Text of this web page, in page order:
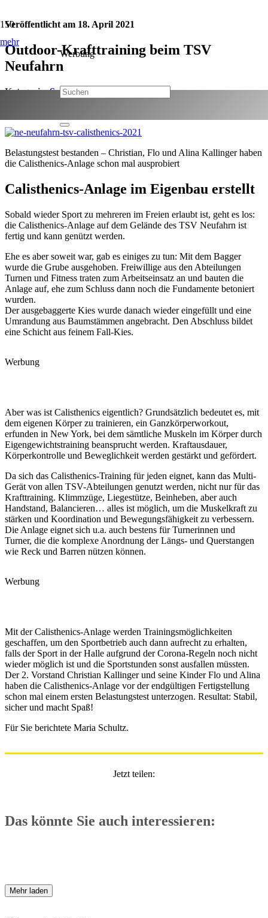
mehr
Werbung
Veröffentlicht am 18. April 2021
Outdoor-Krafttraining beim TSV
Neufahrn
Kategorie:Sport
Belastungstest bestanden – Christian, Flo und Alina Kallinger haben
die Calisthenics-Anlage schon mal ausprobiert
Calisthenics-Anlage im Eigenbau erstellt
Sobald wieder Sport zu mehreren im Freien erlaubt ist, geht es los:
die Calisthenics-Anlage auf dem Gelände des TSV Neufahrn ist
fertig und kann genützt werden.
Ehe es aber soweit war, gab es einiges zu tun: Mit dem Bagger
wurde die Grube ausgehoben. Freiwillige aus den Abteilungen
Turnen und Fitness traten zum Arbeitseinsatz an und bauten die
Anlage auf, ehe zum Schluss dann noch die Fundamente betoniert
wurden.
Der ausgebaggerte Kies wurde danach wieder eingefüllt und eine
Umrandung aus Baumstämmen angebracht. Den Abschluss bildet
eine Schicht aus feinem Fall-Kies.
Werbung
Aber was ist Calisthenics eigentlich? Grundsätzlich bedeutet es, mit
dem eigenen Körper zu trainieren, ein Ganzkörperworkout,
erfunden in New York, bei dem sämtliche Muskeln im Körper durch
Eigengewichtstraining beansprucht werden. Kraftausdauer,
Körperkontrolle und Beweglichkeit werden gestärkt und gefördert.
Da sich das Calisthenics-Training für jeden eignet, kann das Multi-
Gerät von allen TSV-Abteilungen genutzt werden, nicht nur für das
Krafttraining. Klimmzüge, Liegestütze, Beinheben, aber auch
Handstand, Balancieren… alles ist möglich, um die Muskelkraft zu
stärken und Koordination und Bewegungsfähigkeit zu verbessern.
Die Anlage eignet sich u.a. auch bestens für Turnerinnen und
Turner, die die komplexe Anordnung der Längs- und Querstangen
wie Reck und Barren nützen können.
Werbung
Mit der Calisthenics-Anlage werden Trainingsmöglichkeiten
geschaffen, um den Sportbetrieb auch dann aufrecht zu erhalten,
falls der Sport in der Halle aufgrund der Corona-Regeln noch nicht
wieder möglich ist und die Sportstunden sonst ausfallen müssten.
Der 2. Vorstand Christian Kallinger und seine Kinder Flo und Alina
haben die Calisthenics-Anlage vor der endgültigen Fertigstellung
schon mal einem ersten Belastungstest unterzogen. Resultat: Stabil,
sicher und macht Spaß!
Für Sie berichtete Maria Schultz.
Jetzt teilen:
Das könnte Sie auch interessieren:
Mehr laden